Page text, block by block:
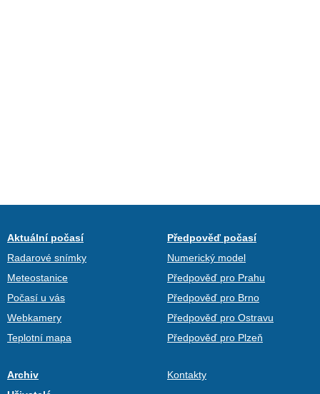
Aktuální počasí
Radarové snímky
Meteostanice
Počasí u vás
Webkamery
Teplotní mapa
Předpověď počasí
Numerický model
Předpověď pro Prahu
Předpověď pro Brno
Předpověď pro Ostravu
Předpověď pro Plzeň
Archiv
Kontakty